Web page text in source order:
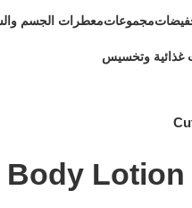
مجموعاتمعطرات الجسم
غذائية وتخسيس
Body Lotion